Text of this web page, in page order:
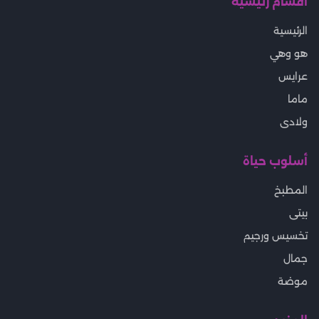
الرئيسية
هو وهي
عرايس
ماما
ولادى
أسلوب حياة
المطبخ
بيتى
تخسيس ورجيم
جمال
موضة